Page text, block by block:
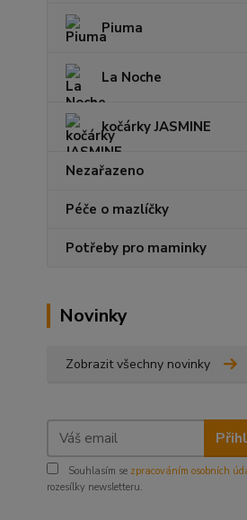
Piuma
La Noche
kočárky JASMINE
Nezařazeno
Péče o mazlíčky
Potřeby pro maminky
Novinky
Zobrazit všechny novinky
Souhlasím se zpracováním osobních
rozesílky newsletteru.